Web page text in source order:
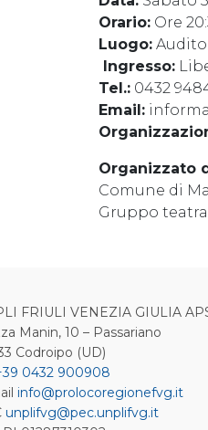
Orario: Ore
Luogo:
️ Ingresso:
Tel.: 0432
Email:
Organizzato
Comune di
Gruppo
FRIULI VENEZIA GIULIA
Manin, 10 – Passariano
Codroipo (UD)
0432 900908
info@prolocoregionefvg.it
unplifvg@pec.unplifvg.it